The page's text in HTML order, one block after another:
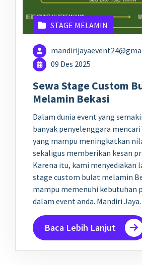
STAGE MELAMIN
09 Des 2025
Sewa Stage Custom
Melamin Bekasi
Dalam dunia event yang
banyak penyelenggara
yang mampu meningkatkan
sekaligus memberikan kesan
Karena itu, kami menyediakan
stage custom bulat melamin
mampu memenuhi kebutuhan
dalam event anda. Mandiri
Baca Lebih Lanjut